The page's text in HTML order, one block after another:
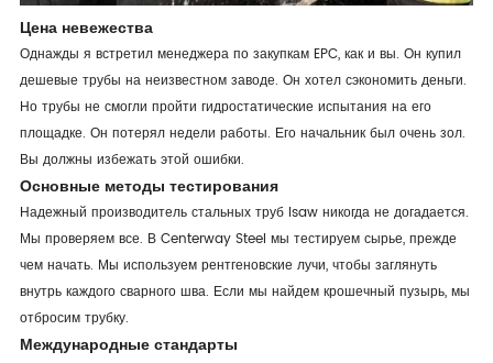
Цена невежества
Однажды я встретил менеджера по закупкам EPC, как и вы. Он купил
дешевые трубы на неизвестном заводе. Он хотел сэкономить деньги.
Но трубы не смогли пройти гидростатические испытания на его
площадке. Он потерял недели работы. Его начальник был очень зол.
Вы должны избежать этой ошибки.
Основные методы тестирования
Надежный производитель стальных труб lsaw никогда не догадается.
Мы проверяем все. В Centerway Steel мы тестируем сырье, прежде
чем начать. Мы используем рентгеновские лучи, чтобы заглянуть
внутрь каждого сварного шва. Если мы найдем крошечный пузырь, мы
отбросим трубку.
Международные стандарты